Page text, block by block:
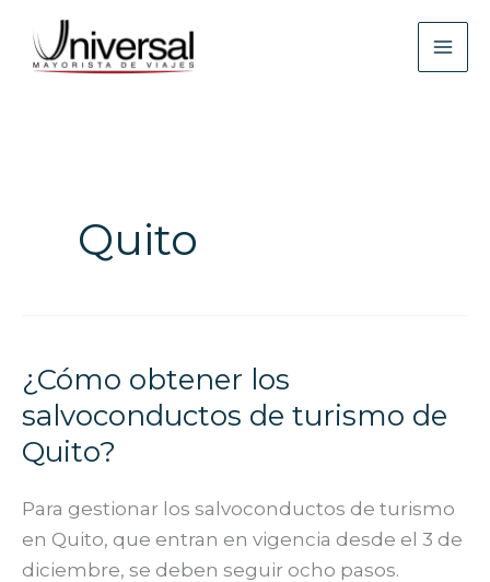
contenido
Quito
¿Cómo obtener los
salvoconductos de turismo de
Quito?
Para gestionar los salvoconductos de turismo
en Quito, que entran en vigencia desde el 3 de
diciembre, se deben seguir ocho pasos.
¿Cómo
obtener
los
salvoconductos
de
turismo
de